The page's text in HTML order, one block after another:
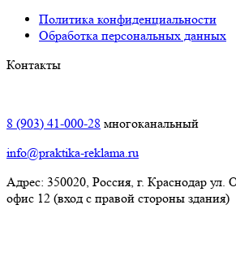
Политика конфиденциальности
Обработка персональных данных
Контакты
8 (903) 41-000-28 многоканальный
info@praktika-reklama.ru
Адрес: 350020, Россия, г. Краснодар ул.
офис 12 (вход с правой стороны здания)